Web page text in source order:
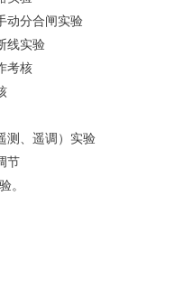
动分合闸实验
线实验
考核
测、遥调）实验
节
。